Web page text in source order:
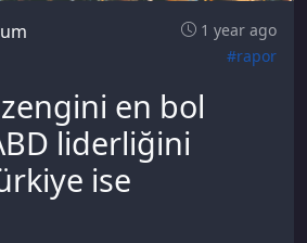
1 year ago
#rapor
en bol
liderliğini
ise